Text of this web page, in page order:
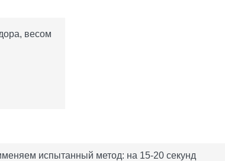
весом
испытанный метод: на 15-20 секунд